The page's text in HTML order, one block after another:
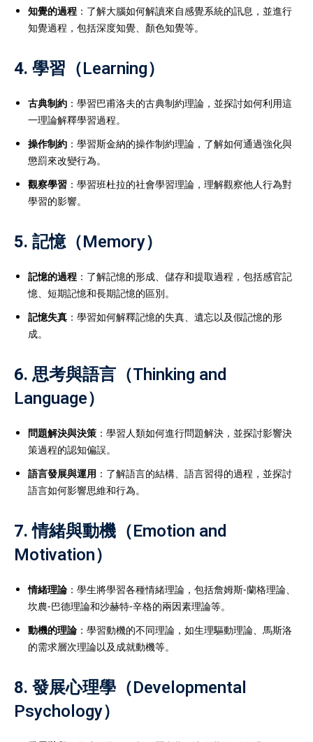
知覺的過程 ：了解大腦如何解讀來自感覺系統的訊息，並進行
知覺過程，包括深度知覺、顏色知覺等。
4. 學習（Learning）
古典制約 ：學習巴甫洛夫的古典制約理論，並探討如何利用這
一理論解釋學習過程。
操作制約 ：學習斯金納的操作制約理論，了解如何通過強化與
懲罰來改變行為。
觀察學習 ：學習班杜拉的社會學習理論，理解觀察他人行為對
學習的影響。
5. 記憶（Memory）
記憶的過程 ：了解記憶的形成、儲存和提取過程，包括感官記
憶、短期記憶和長期記憶的區別。
記憶失真 ：學習如何解釋記憶的失真、遺忘以及假記憶的形
成。
6.思考與語言（Thinking and
Language）
問題解決與決策 ：學習人類如何進行問題解決，並探討影響決
策過程的認知偏誤。
語言發展與運用 ：了解語言的結構、語言習得的過程，並探討
語言如何影響思維和行為。
7.情緒與動機（Emotion and
Motivation）
情緒理論 ：學生將學習各種情緒理論，包括詹姆斯-蘭格理論、
坎農-巴德理論和沙赫特-辛格的兩因素理論等。
動機的理論 ：學習動機的不同理論，如生理驅動理論、馬斯洛
的需求層次理論以及成就動機等。
8. 發展心理學（Developmental
Psychology）